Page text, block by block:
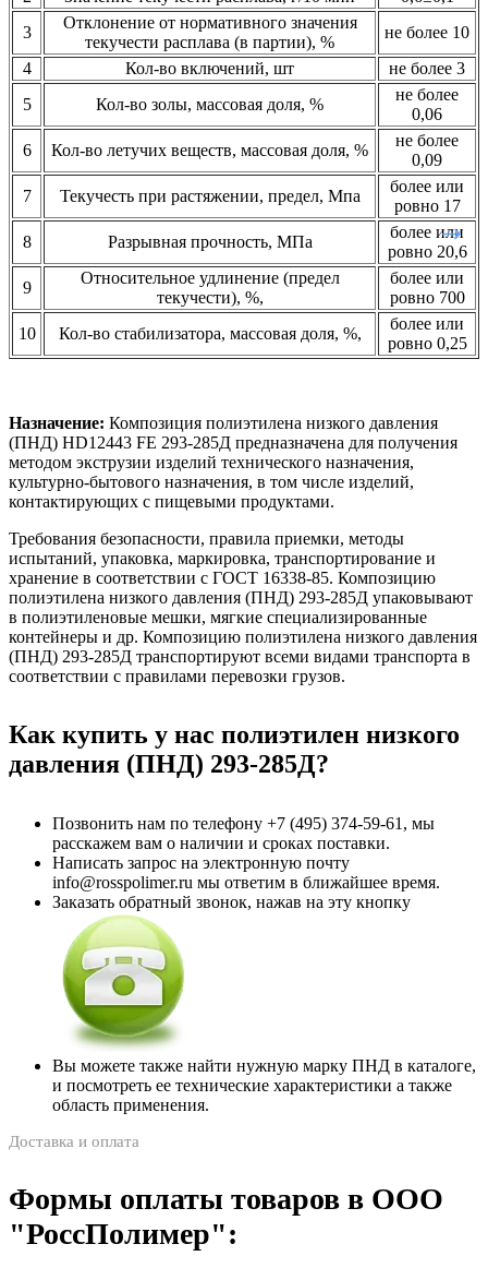
3
Отклонение от нормативного значения
текучести расплава (в партии), %
не более 10
4
Кол-во включений, шт
не более 3
5
Кол-во золы, массовая доля, %
не более
0,06
6
Кол-во летучих веществ, массовая доля, %
не более
0,09
7
Текучесть при растяжении, предел, Мпа
более или
ровно 17
8
Разрывная прочность, МПа
более или
ровно 20,6
9
Относительное удлинение (предел
текучести), %,
более или
ровно 700
10
Кол-во стабилизатора, массовая доля, %,
более или
ровно 0,25
Назначение: Композиция полиэтилена низкого давления
(ПНД) HD12443 FE 293-285Д предназначена для получения
методом экструзии изделий технического назначения,
культурно-бытового назначения, в том числе изделий,
контактирующих с пищевыми продуктами.
Требования безопасности, правила приемки, методы
испытаний, упаковка, маркировка, транспортирование и
хранение в соответствии с ГОСТ 16338-85. Композицию
полиэтилена низкого давления (ПНД) 293-285Д упаковывают
в полиэтиленовые мешки, мягкие специализированные
контейнеры и др. Композицию полиэтилена низкого давления
(ПНД) 293-285Д транспортируют всеми видами транспорта в
соответствии с правилами перевозки грузов.
Как купить у нас полиэтилен низкого
давления (ПНД) 293-285Д?
Позвонить нам по телефону +7 (495) 374-59-61 , мы
расскажем вам о наличии и сроках поставки.
Написать запрос на электронную почту
info@rosspolimer.ru мы ответим в ближайшее время.
Заказать обратный звонок, нажав на эту кнопку
Вы можете также найти нужную марку ПНД в каталоге,
и посмотреть ее технические характеристики а также
область применения.
Доставка и оплата
Формы оплаты товаров в ООО
"РоссПолимер":